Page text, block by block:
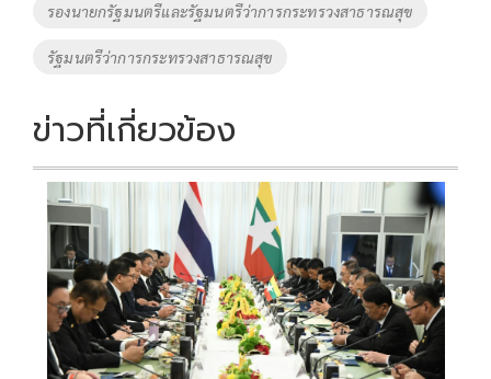
รองนายกรัฐมนตรีและรัฐมนตรีว่าการกระทรวงสาธารณสุข
รัฐมนตรีว่าการกระทรวงสาธารณสุข
ข่าวที่เกี่ยวข้อง